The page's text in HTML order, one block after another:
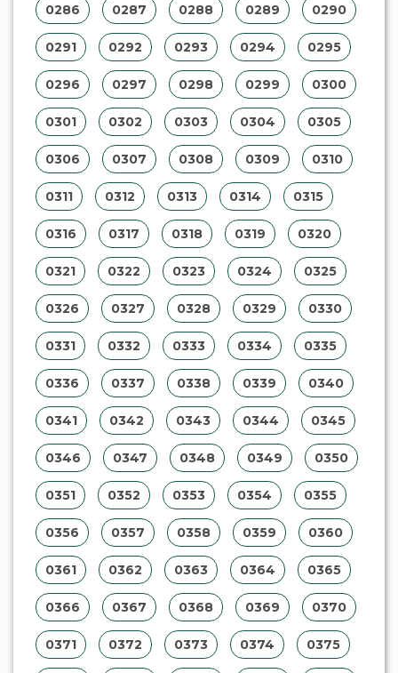
0286 0287 0288 0289 0290
0291 0292 0293 0294 0295
0296 0297 0298 0299 0300
0301 0302 0303 0304 0305
0306 0307 0308 0309 0310
0311 0312 0313 0314 0315
0316 0317 0318 0319 0320
0321 0322 0323 0324 0325
0326 0327 0328 0329 0330
0331 0332 0333 0334 0335
0336 0337 0338 0339 0340
0341 0342 0343 0344 0345
0346 0347 0348 0349 0350
0351 0352 0353 0354 0355
0356 0357 0358 0359 0360
0361 0362 0363 0364 0365
0366 0367 0368 0369 0370
0371 0372 0373 0374 0375